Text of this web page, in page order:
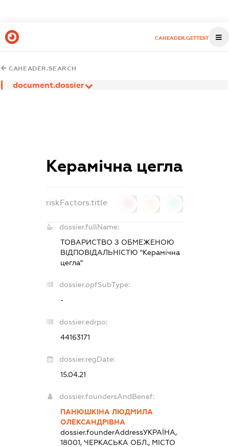
CAHEADER.GETTEST
CAHEADER.SEARCH
document.dossier
Керамічна цегла
riskFactors.title
dossier.fullName:
ТОВАРИСТВО З ОБМЕЖЕНОЮ
ВІДПОВІДАЛЬНІСТЮ "Керамічна
цегла"
dossier.opfSubType:
-
dossier.edrpo:
44163171
dossier.regDate:
15.04.21
dossier.foundersAndBenef:
ПАНЮШКІНА ЛЮДМИЛА
ОЛЕКСАНДРІВНА
dossier.founderAddressУКРАЇНА,
18001, ЧЕРКАСЬКА ОБЛ., МІСТО